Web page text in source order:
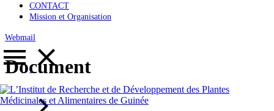
CONTACT
Mission et Organisation
Webmail
Document